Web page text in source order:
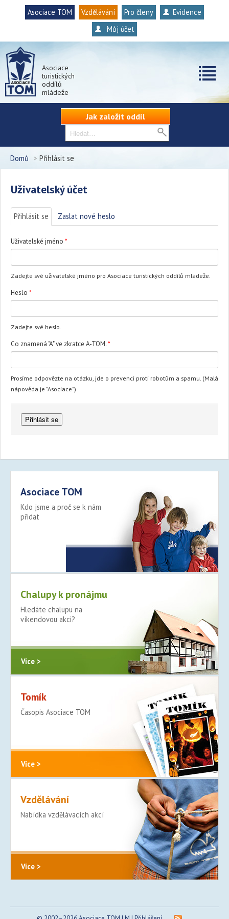
Asociace TOM Vzdělávání Pro členy
Evidence
Můj účet
Asociace
turistických
oddílů
mládeže
Jak založit oddíl
Domů > Přihlásit se
Uživatelský účet
Přihlásit se (aktivní záložka)
Zaslat nové heslo
Uživatelské jméno *
Zadejte své uživatelské jméno pro Asociace turistických oddílů mládeže.
Heslo *
Zadejte své heslo.
Co znamená "A" ve zkratce A-TOM.*
Prosíme odpovězte na otázku, jde o prevenci proti robotům a spamu. (Malá
nápověda je "Asociace")
Asociace TOM
Kdo jsme a proč se k nám
přidat
Chalupy k pronájmu
Hledáte chalupu na
víkendovou akci?
Více >
Tomík
Časopis Asociace TOM
Více >
Vzdělávání
Nabídka vzdělávacích akcí
Více >